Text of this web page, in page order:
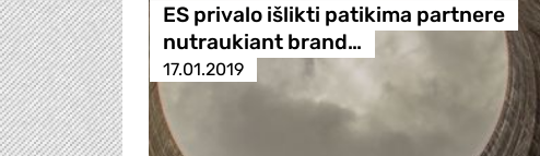
ES privalo išlikti patikima partnere
nutraukiant brand…
17.01.2019